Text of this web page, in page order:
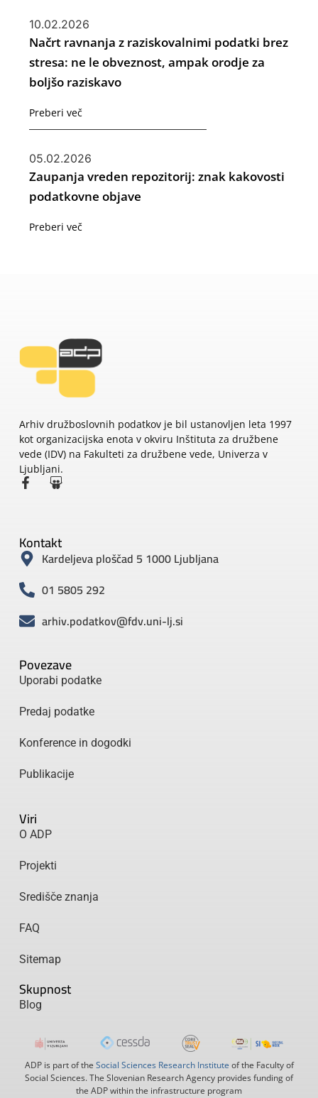
10.02.2026
Načrt ravnanja z raziskovalnimi podatki brez
stresa: ne le obveznost, ampak orodje za
boljšo raziskavo
Preberi več
05.02.2026
Zaupanja vreden repozitorij: znak kakovosti
podatkovne objave
Preberi več
Arhiv družboslovnih podatkov je bil ustanovljen leta 1997
kot organizacijska enota v okviru Inštituta za družbene
vede (IDV) na Fakulteti za družbene vede, Univerza v
Ljubljani.
Povezave
Uporabi podatke
Predaj podatke
Konference in dogodki
Publikacije
Viri
O ADP
Projekti
Središče znanja
FAQ
Sitemap
Skupnost
Blog
Kontakt
Kardeljeva ploščad 5 1000 Ljubljana
01 5805 292
arhiv.podatkov@fdv.uni-lj.si
ADP is part of the Social Sciences Research Institute of the Faculty of
Social Sciences. The Slovenian Research Agency provides funding of
the ADP within the infrastructure program